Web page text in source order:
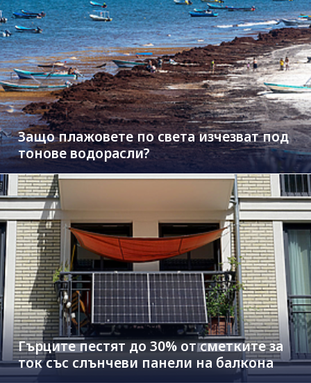
Защо плажовете по света изчезват под
тонове водорасли?
Гърците пестят до 30% от сметките за
ток със слънчеви панели на балкона